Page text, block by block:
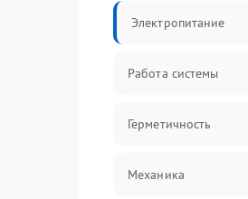
Электропитание
Работа системы
Герметичность
Механика